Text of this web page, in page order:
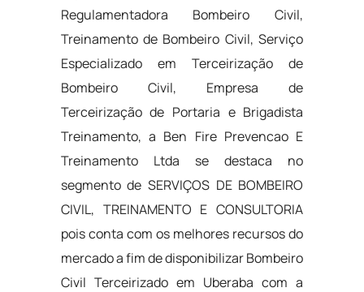
Regulamentadora Bombeiro Civil,
Treinamento de Bombeiro Civil, Serviço
Especializado em Terceirização de
Bombeiro Civil, Empresa de
Terceirização de Portaria e Brigadista
Treinamento, a Ben Fire Prevencao E
Treinamento Ltda se destaca no
segmento de SERVIÇOS DE BOMBEIRO
CIVIL, TREINAMENTO E CONSULTORIA
pois conta com os melhores recursos do
mercado a fim de disponibilizar Bombeiro
Civil Terceirizado em Uberaba com a